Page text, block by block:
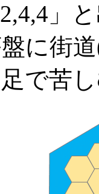
」
に街
で苦